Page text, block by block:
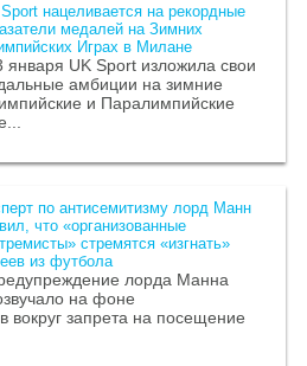
нацеливается на рекордные
медалей на Зимних
Играх в Милане
января UK Sport изложила свои
амбиции на зимние
и Паралимпийские
по антисемитизму лорд Манн
что «организованные
стремятся «изгнать»
из футбола
лорда Манна
на фоне
запрета на посещение